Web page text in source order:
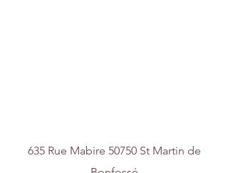
635 Rue Mabire 50750 St Martin de